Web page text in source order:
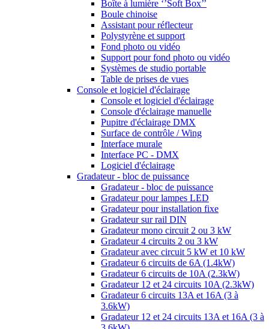
Boîte à lumière ‘’Soft Box’’
Boule chinoise
Assistant pour réflecteur
Polystyrène et support
Fond photo ou vidéo
Support pour fond photo ou vidéo
Systèmes de studio portable
Table de prises de vues
Console et logiciel d'éclairage
Console et logiciel d'éclairage
Console d'éclairage manuelle
Pupitre d'éclairage DMX
Surface de contrôle / Wing
Interface murale
Interface PC - DMX
Logiciel d'éclairage
Gradateur - bloc de puissance
Gradateur - bloc de puissance
Gradateur pour lampes LED
Gradateur pour installation fixe
Gradateur sur rail DIN
Gradateur mono circuit 2 ou 3 kW
Gradateur 4 circuits 2 ou 3 kW
Gradateur avec circuit 5 kW et 10 kW
Gradateur 6 circuits de 6A (1.4kW)
Gradateur 6 circuits de 10A (2.3kW)
Gradateur 12 et 24 circuits 10A (2.3kW)
Gradateur 6 circuits 13A et 16A (3 à
3.6kW)
Gradateur 12 et 24 circuits 13A et 16A (3 à